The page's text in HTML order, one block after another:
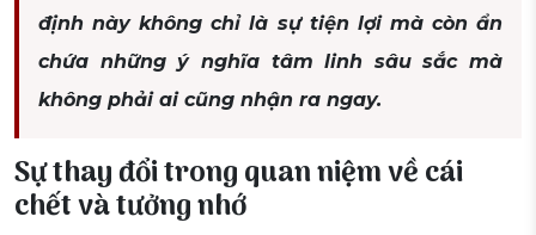
định này không chỉ là sự tiện lợi mà còn ẩn
chứa những ý nghĩa tâm linh sâu sắc mà
không phải ai cũng nhận ra ngay.
Sự thay đổi trong quan niệm về cái
chết và tưởng nhớ